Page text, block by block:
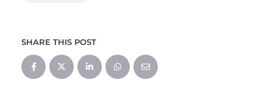
SHARE THIS POST